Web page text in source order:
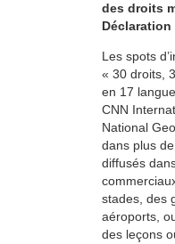
des droits
Les spots
« 30 droits,
en 17
CNN
National
dans plus
diffusés
stades, des
aéroports,
des leçons